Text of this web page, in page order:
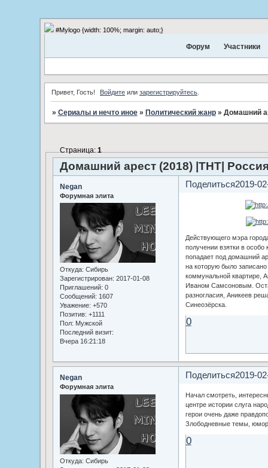
#Mylogo {width: 100%; margin: auto;}
Форум Участники
Привет, Гость! Войдите или зарегистрируйтесь
» Сериалы и нечто иное » Политический жанр » Домашний
Домашний арест (2018) |ТНТ|
Страница:1
Поделиться2019-
Negan
Форумная элита
Откуда: Сибирь
Зарегистрирован: 2017-01-08
Приглашений: 0
Сообщений: 1607
Уважение: +570
Позитив: +1111
Пол: Мужской
Последний визит:
Вчера 16:21:18
Действующего мэра
получении взятки в
попадает под домашний
на которую было
коммунальной квартире,
Иваном Самсоновым.
разногласия, Аникеев
Синеозёрска.
0
Поделиться2019-
Negan
Форумная элита
Откуда: Сибирь
Начал смотреть,
центре истории слуга
герои очень даже
Злободневные темы,
0